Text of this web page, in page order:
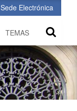
Sede Electrónica
TEMAS